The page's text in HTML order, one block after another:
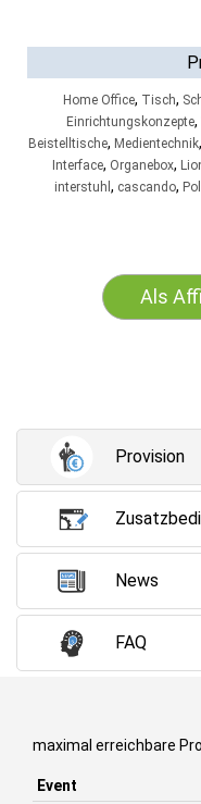
Home Office, Tisch,
Einrichtungskonzepte,
Beistelltische, Medientechnik,
Interface, Organebox,
interstuhl , cascando,
Als
Provision
News
FAQ
maximal erreichbare
Event